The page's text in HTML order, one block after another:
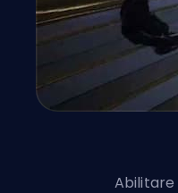
Abilitare